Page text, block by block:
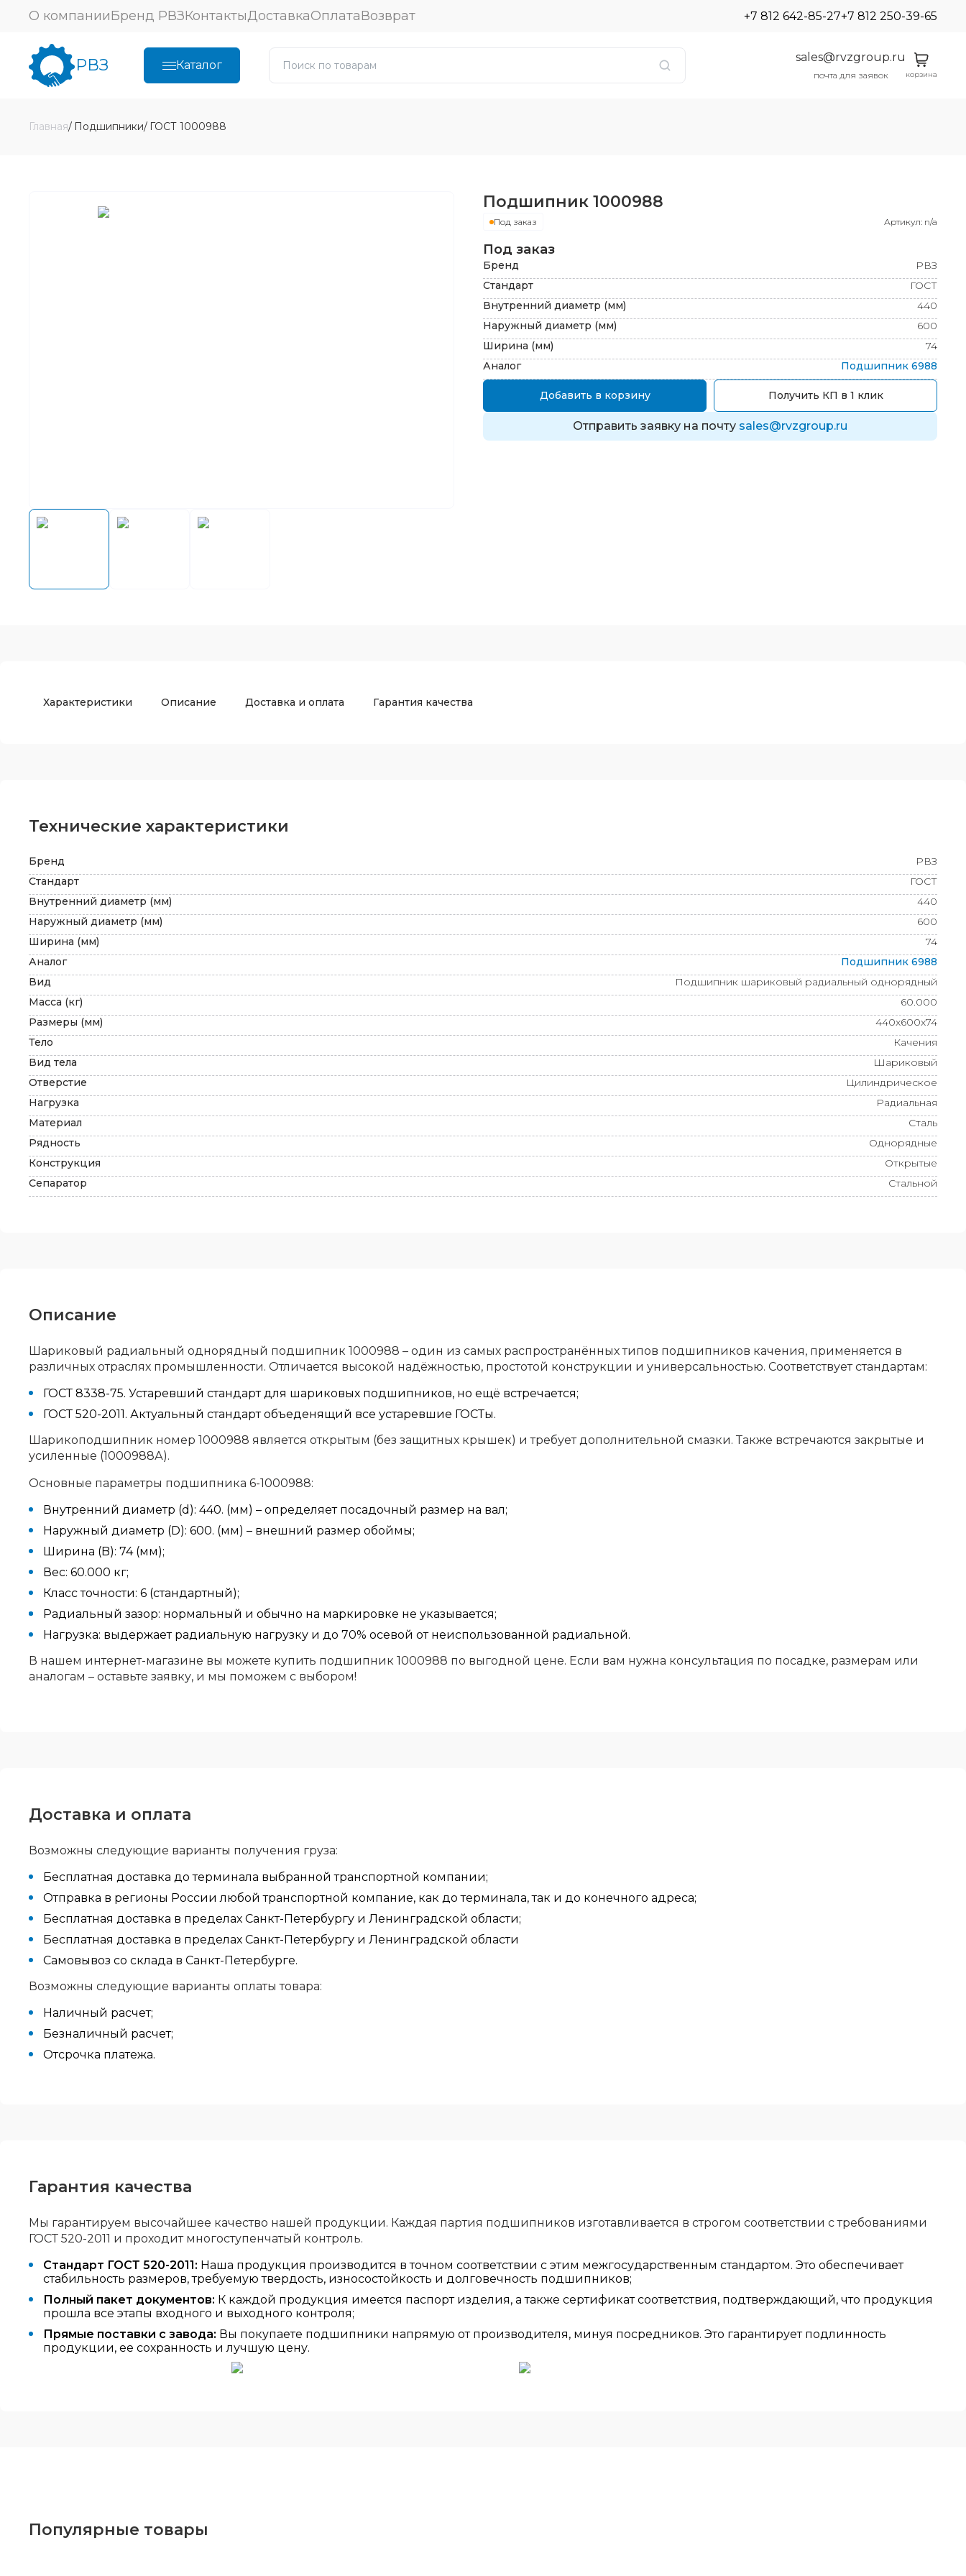
О компанииБренд РВЗКонтактыДоставкаОплатаВозврат +7 812 642-85-27+7 812 250-39-65
РВЗ Каталог
sales@rvzgroup.ru
почта для заявок корзина
Главная Подшипники ГОСТ 1000988
Подшипник 1000988
Под заказ Артикул: n/a
Под заказ
Бренд
РВЗ
Стандарт
ГОСТ
Внутренний диаметр (мм)
440
Наружный диаметр (мм)
600
Ширина (мм)
74
Аналог
Подшипник 6988
Добавить в корзину Получить КП в 1 клик
Отправить заявку на почту sales@rvzgroup.ru
Характеристики Описание Доставка и оплата Гарантия качества
Технические характеристики
Бренд
РВЗ
Стандарт
ГОСТ
Внутренний диаметр (мм)
440
Наружный диаметр (мм)
600
Ширина (мм)
74
Аналог
Подшипник 6988
Вид
Подшипник шариковый радиальный однорядный
Масса (кг)
60.000
Размеры (мм)
440x600x74
Тело
Качения
Вид тела
Шариковый
Отверстие
Цилиндрическое
Нагрузка
Радиальная
Материал
Сталь
Рядность
Однорядные
Конструкция
Открытые
Сепаратор
Стальной
Описание
Шариковый радиальный однорядный подшипник 1000988 – один из самых распространённых типов подшипников качения, применяется в
различных отраслях промышленности. Отличается высокой надёжностью, простотой конструкции и универсальностью. Соответствует стандартам:
ГОСТ 8338-75. Устаревший стандарт для шариковых подшипников, но ещё встречается;
ГОСТ 520-2011. Актуальный стандарт объеденящий все устаревшие ГОСТы.
Шарикоподшипник номер 1000988 является открытым (без защитных крышек) и требует дополнительной смазки. Также встречаются закрытые и
усиленные (1000988А).
Основные параметры подшипника 6-1000988:
Внутренний диаметр (d): 440. (мм) – определяет посадочный размер на вал;
Наружный диаметр (D): 600. (мм) – внешний размер обоймы;
Ширина (B): 74 (мм);
Вес: 60.000 кг;
Класс точности: 6 (стандартный);
Радиальный зазор: нормальный и обычно на маркировке не указывается;
Нагрузка: выдержает радиальную нагрузку и до 70% осевой от неиспользованной радиальной.
В нашем интернет-магазине вы можете купить подшипник 1000988 по выгодной цене. Если вам нужна консультация по посадке, размерам или
аналогам – оставьте заявку, и мы поможем с выбором!
Доставка и оплата
Возможны следующие варианты получения груза:
Бесплатная доставка до терминала выбранной транспортной компании;
Отправка в регионы России любой транспортной компание, как до терминала, так и до конечного адреса;
Бесплатная доставка в пределах Санкт-Петербургу и Ленинградской области;
Бесплатная доставка в пределах Санкт-Петербургу и Ленинградской области
Самовывоз со склада в Санкт-Петербурге.
Возможны следующие варианты оплаты товара:
Наличный расчет;
Безналичный расчет;
Отсрочка платежа.
Гарантия качества
Мы гарантируем высочайшее качество нашей продукции. Каждая партия подшипников изготавливается в строгом соответствии с требованиями
ГОСТ 520-2011 и проходит многоступенчатый контроль.
Стандарт ГОСТ 520-2011: Наша продукция производится в точном соответствии с этим межгосударственным стандартом. Это обеспечивает
стабильность размеров, требуемую твердость, износостойкость и долговечность подшипников;
Полный пакет документов: К каждой продукция имеется паспорт изделия, а также сертификат соответствия, подтверждающий, что продукция
прошла все этапы входного и выходного контроля;
Прямые поставки с завода: Вы покупаете подшипники напрямую от производителя, минуя посредников. Это гарантирует подлинность
продукции, ее сохранность и лучшую цену.
Популярные товары